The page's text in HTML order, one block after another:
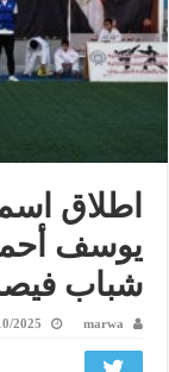
اطلاق
يوسف
شباب
marwa
2025